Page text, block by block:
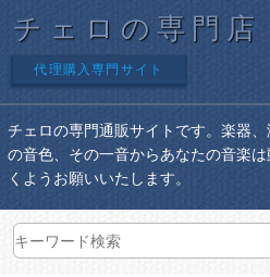
チェロの専門店
代理購入専門サイト
チェロの専門通販サイトです。楽器
の音色、その一音からあなたの音楽
くようお願いいたします。